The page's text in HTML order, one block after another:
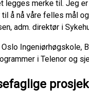
legges merke til. Jeg
å nå våre felles mål
adm. direktør i
Oslo
i Telenor og